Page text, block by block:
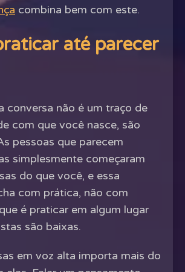
combina bem com este.
até parecer
conversa não é um traço de
com que você nasce, são
pessoas que parecem
simplesmente começaram
do que você, e essa
com prática, não com
é praticar em algum lugar
são baixas.
em voz alta importa mais do